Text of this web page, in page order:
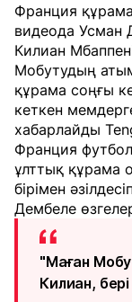
Франция
видеода Усман
Килиан
Мобутудың
құрама соңғы
кеткен
хабарлайды
Франция
ұлттық құрама
бірімен
Дембеле
"Маған
Килиан,